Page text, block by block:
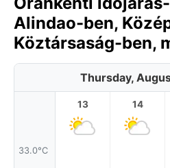
Alindao-ben,
Köztársaság-ben,
Thursday,
33.0°C
13 14